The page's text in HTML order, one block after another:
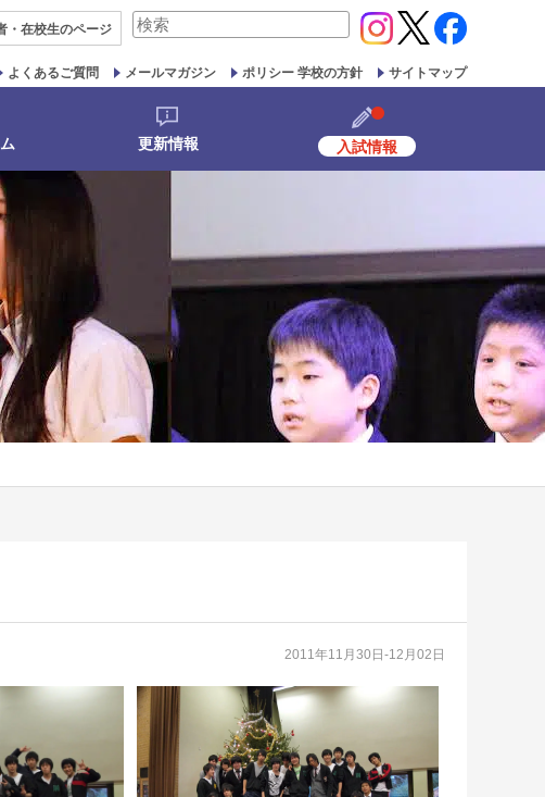
・在校生のページ
検
対
象:
よくあるご質問 メールマガジン ポリシー 学校の方針 サイトマップ
更新情報 入試情報
2011年11月30日-12月02日